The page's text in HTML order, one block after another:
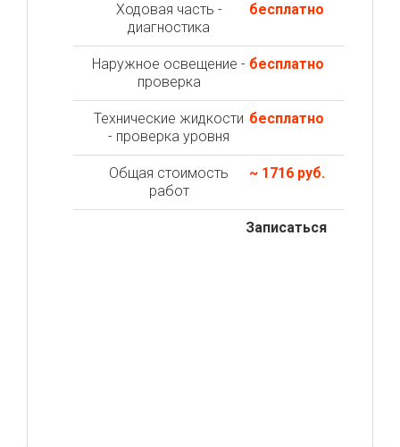
Ходовая часть -
диагностика
бесплатно
Наружное освещение -
проверка
бесплатно
Технические жидкости
- проверка уровня
бесплатно
Общая стоимость
работ
~ 1716 руб.
Записаться